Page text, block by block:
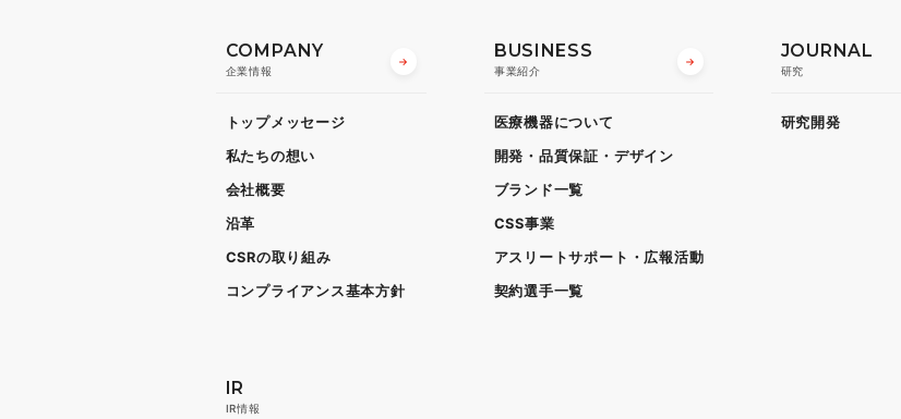
COMPANY
企業情報
トップメッセージ
私たちの想い
会社概要
沿革
CSRの取り組み
コンプライアンス基本方針
BUSINESS
事業紹介
医療機器について
開発・品質保証・デザイン
ブランド一覧
CSS事業
アスリートサポート・広報活動
契約選手一覧
JOURNAL
研究
研究開発
IR
IR情報